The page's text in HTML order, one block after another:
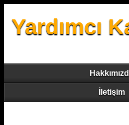
Yardımcı
İletişim